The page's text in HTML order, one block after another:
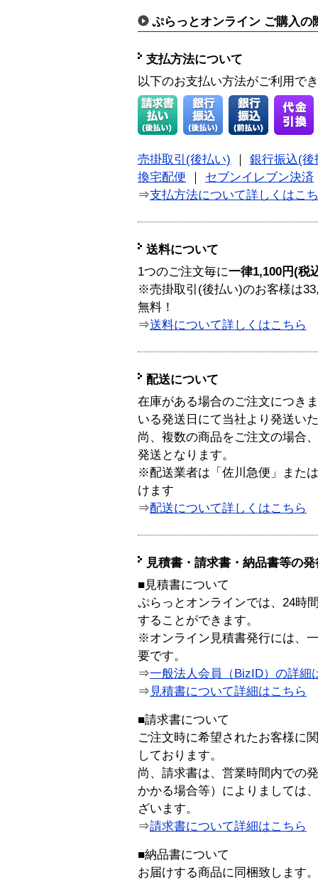
ぷらっとオンライン ご購入の
支払方法について
以下のお支払い方法がご利用で
売掛取引(後払い)
銀行振込(後
換宅配便
セブンイレブン決済
⇒支払方法について詳しくはこ
送料について
1つのご注文毎に一律1,100円(税
※売掛取引(後払い)のお客様は
無料！
⇒送料について詳しくはこちら
配送について
在庫がある場合のご注文につき
いる発送日にて当社より発送い
尚、複数の商品をご注文の場合
発送となります。
※配送業者は「佐川急便」また
けます
⇒配送について詳しくはこちら
見積書・請求書・納品書等の
■見積書について
ぷらっとオンラインでは、24時
することができます。
※オンライン見積書発行には、
要です。
⇒一般法人会員（BizID）の詳細
⇒ 見積書について詳細はこちら
■請求書について
ご注文時に希望されたお客様に
しております。
尚、請求書は、営業時間内での
かかる場合等）によりましては
ざいます。
⇒請求書について詳細はこちら
■納品書について
お届けする商品に同梱致します。